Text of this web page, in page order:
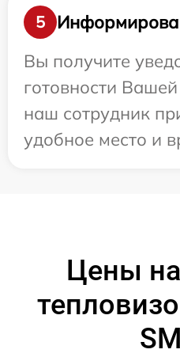
5
Вы получите
готовности
наш сотрудник
удобное место и
Цены